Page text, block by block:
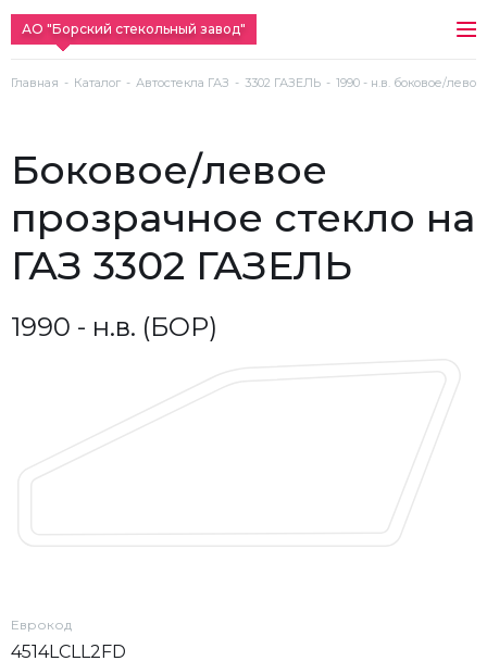
АО "Борский стекольный завод"
Главная Каталог Автостекла ГАЗ 3302 ГАЗЕЛЬ 1990 - н.в. боковое/
боковое/левое
прозрачное стекло на
ГАЗ 3302 ГАЗЕЛЬ
1990 - н.в. (БОР)
Еврокод
4514LCLL2FD